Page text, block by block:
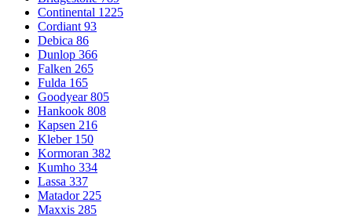
Continental 1225
Cordiant 93
Debica 86
Dunlop 366
Falken 265
Fulda 165
Goodyear 805
Hankook 808
Kapsen 216
Kleber 150
Kormoran 382
Kumho 334
Lassa 337
Matador 225
Maxxis 285